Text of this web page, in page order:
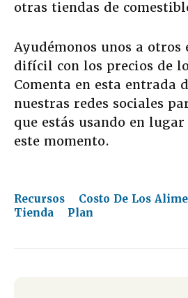
otras tiendas de
Ayudémonos unos a otros
difícil con los precios de
Comenta en esta entrada
nuestras redes sociales
que estás usando en lugar
este momento.
Recursos Costo De Los
Tienda
Plan